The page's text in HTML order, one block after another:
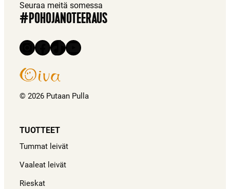
Seuraa meitä somessa
#POHOJANOTEERAUS
Instagram
Facebook
TikTokYouTube
© 2026 Putaan Pulla
TUOTTEET
Tummat leivät
Vaaleat leivät
Rieskat